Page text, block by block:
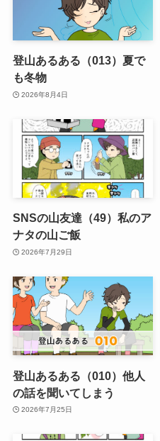
登山あるある（013）夏で
も冬物
2026年8月4日
SNSの山友達（49）私のア
ナタの山ご飯
2026年7月29日
登山あるある（010）他人
の話を聞いてしまう
2026年7月25日